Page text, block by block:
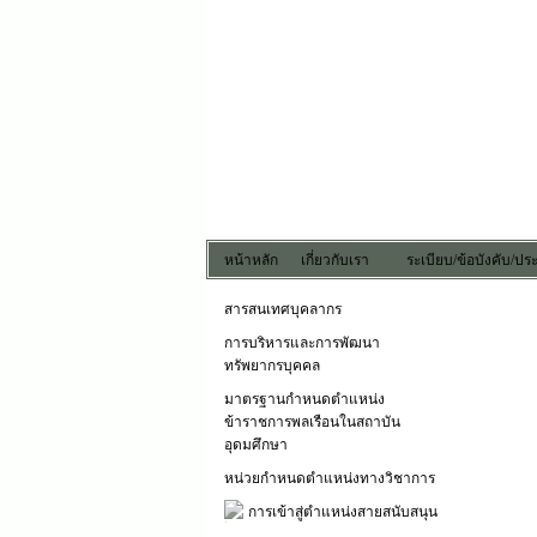
หน้าหลัก เกี่ยวกับเรา ระเบียบ/ข้อบังคับ/ปร
สารสนเทศบุคลากร
การบริหารและการพัฒนา
ทรัพยากรบุคคล
มาตรฐานกำหนดตำแหน่ง
ข้าราชการพลเรือนในสถาบัน
อุดมศึกษา
หน่วยกำหนดตำแหน่งทางวิชาการ
การเข้าสู่ตำแหน่งสายสนับสนุน